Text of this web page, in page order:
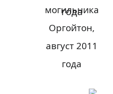
могильника
Оргойтон,
август 2011
года